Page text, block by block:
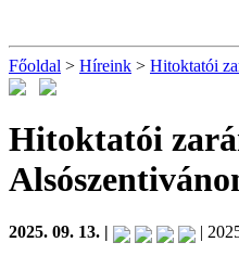
Főoldal > Híreink > Hitoktatói
Hitoktatói
2025. 09. 13. | |